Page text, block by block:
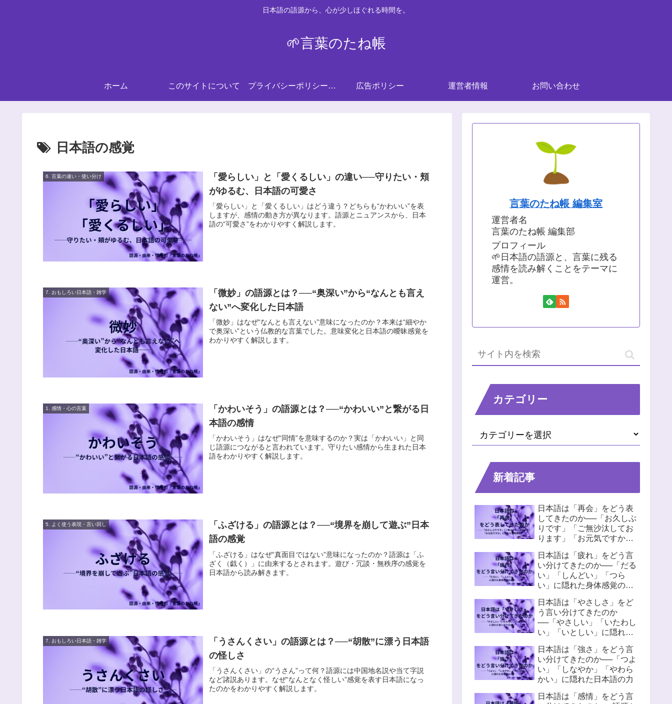
日本語の語源から、心が少しほぐれる時間を。
🌱言葉のたね帳
ホーム このサイトについて プライバシーポリシー・免責事項 広告ポリシー 運営者情報 お問い合わせ
日本語の感覚
6. 言葉の違い・使い分け
「愛らしい」と「愛くるしい」の違い──守りたい・頬
がゆるむ、日本語の可愛さ
「愛らしい」と「愛くるしい」はどう違う？どちらも“かわいい”を表
しますが、感情の動き方が異なります。語源とニュアンスから、日本
語の“可愛さ”をわかりやすく解説します。
7. おもしろい日本語・雑学
「微妙」の語源とは？──“奥深い”から“なんとも言え
ない”へ変化した日本語
「微妙」はなぜ“なんとも言えない”意味になったのか？本来は“細やか
で奥深い”という仏教的な言葉でした。意味変化と日本語の曖昧感覚を
わかりやすく解説します。
1. 感情・心の言葉
「かわいそう」の語源とは？──“かわいい”と繋がる日
本語の感情
「かわいそう」はなぜ“同情”を意味するのか？実は「かわいい」と同
じ語源につながると言われています。守りたい感情から生まれた日本
語をわかりやすく解説します。
5. よく使う表現・言い回し
「ふざける」の語源とは？──“境界を崩して遊ぶ”日本
語の感覚
「ふざける」はなぜ“真面目ではない”意味になったのか？語源は「ふ
ざく（戯く）」に由来するとされます。遊び・冗談・無秩序の感覚を
日本語から読み解きます。
7. おもしろい日本語・雑学
「うさんくさい」の語源とは？──“胡散”に漂う日本語
の怪しさ
「うさんくさい」の“うさん”って何？語源には中国地名説や当て字説
など諸説あります。なぜ“なんとなく怪しい”感覚を表す日本語になっ
たのかをわかりやすく解説します。
言葉のたね帳 編集室
運営者名
言葉のたね帳 編集部
プロフィール
🌱日本語の語源と、言葉に残る
感情を読み解くことをテーマに
運営。
カテゴリー
新着記事
日本語は「再会」をどう表
してきたのか──「お久しぶ
りです」「ご無沙汰してお
ります」「お元気ですか」
日本語は「疲れ」をどう言
い分けてきたのか──「だる
い」「しんどい」「つら
い」に隠れた身体感覚の違
日本語は「やさしさ」をど
う言い分けてきたのか
──「やさしい」「いたわし
い」「いとしい」に隠れた
日本語は「強さ」をどう言
い分けてきたのか──「つよ
い」「しなやか」「やわら
かい」に隠れた日本語の力
日本語は「感情」をどう言